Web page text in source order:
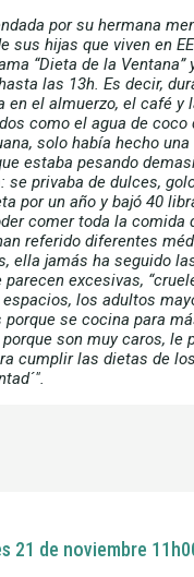
por su hermana
sus hijas que viven en
“Dieta de la
las 13h. Es decir,
en el almuerzo, el café y
como el agua de coco
solo había hecho
estaba pesando
privaba de dulces,
por un año y bajó 40
comer toda la comida
referido diferentes
ella jamás ha seguido
excesivas,
los adultos
se cocina para
son muy caros, le
cumplir las dietas de
21 de noviembre